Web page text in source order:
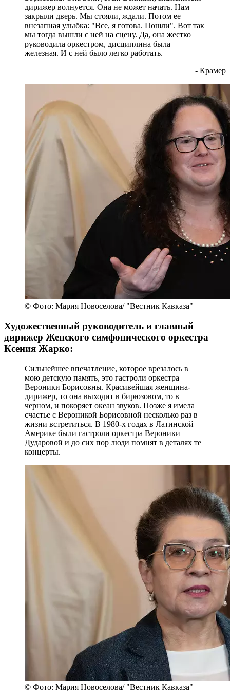
дирижер волнуется. Она не может начать. Нам
закрыли дверь. Мы стояли, ждали. Потом ее
внезапная улыбка: "Все, я готова. Пошли". Вот так
мы тогда вышли с ней на сцену. Да, она жестко
руководила оркестром, дисциплина была
железная. И с ней было легко работать.
- Крамер
© Фото: Мария Новоселова/ "Вестник Кавказа"
Художественный руководитель и главный
дирижер Женского симфонического оркестра
Ксения Жарко:
Сильнейшее впечатление, которое врезалось в
мою детскую память, это гастроли оркестра
Вероники Борисовны. Красивейшая женщина-
дирижер, то она выходит в бирюзовом, то в
черном, и покоряет океан звуков. Позже я имела
счастье с Вероникой Борисовной несколько раз в
жизни встретиться. В 1980-х годах в Латинской
Америке были гастроли оркестра Вероники
Дударовой и до сих пор люди помнят в деталях те
концерты.
© Фото: Мария Новоселова/ "Вестник Кавказа"